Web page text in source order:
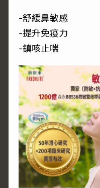
-舒緩鼻敏感
-提升免疫力
-鎮咳止喘